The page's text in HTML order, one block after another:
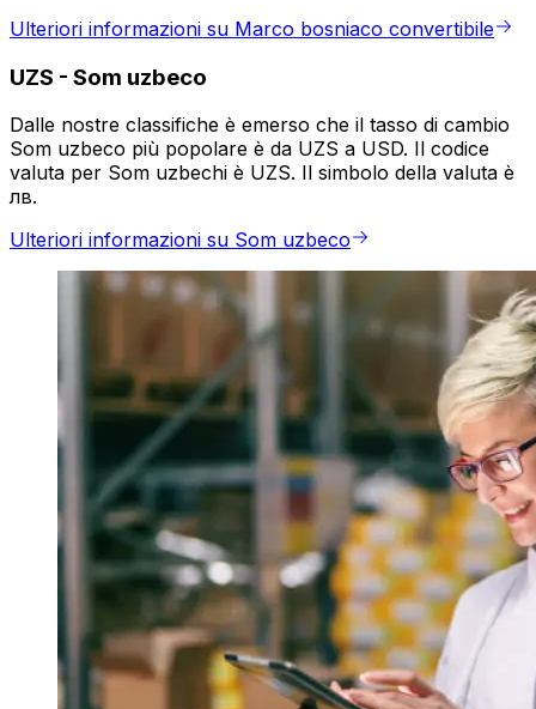
Ulteriori informazioni su Marco bosniaco convertibile
UZS - Som uzbeco
Dalle nostre classifiche è emerso che il tasso di cambio
Som uzbeco più popolare è da UZS a USD. Il codice
valuta per Som uzbechi è UZS. Il simbolo della valuta è
лв.
Ulteriori informazioni su Som uzbeco